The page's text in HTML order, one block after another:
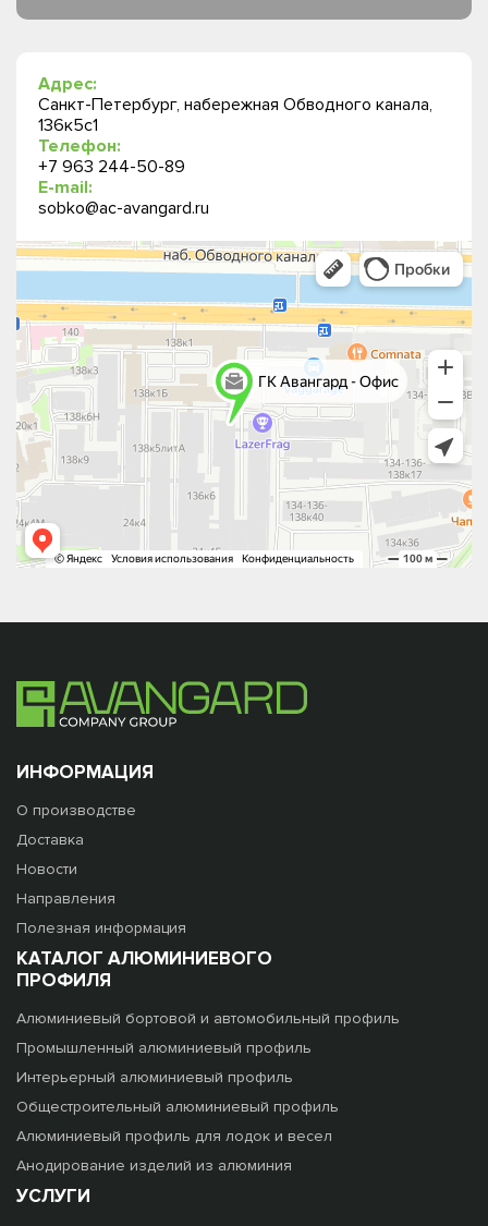
Адрес:
Санкт-Петербург, набережная Обводного канала,
136к5с1
Телефон:
+7 963 244-50-89
E-mail:
sobko@ac-avangard.ru
ИНФОРМАЦИЯ
О производстве
Доставка
Новости
Направления
Полезная информация
КАТАЛОГ АЛЮМИНИЕВОГО
ПРОФИЛЯ
Алюминиевый бортовой и автомобильный профиль
Промышленный алюминиевый профиль
Интерьерный алюминиевый профиль
Общестроительный алюминиевый профиль
Алюминиевый профиль для лодок и весел
Анодирование изделий из алюминия
УСЛУГИ